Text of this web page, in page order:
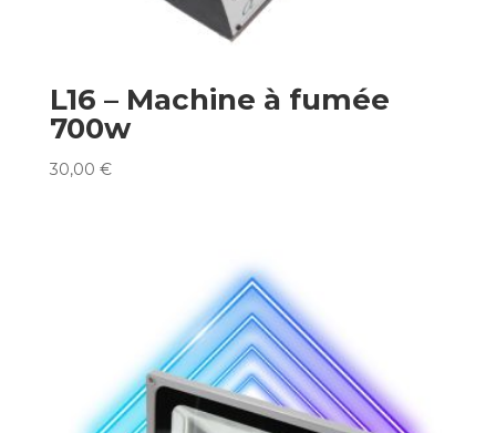
L16 – Machine à fumée
700w
30,00 €